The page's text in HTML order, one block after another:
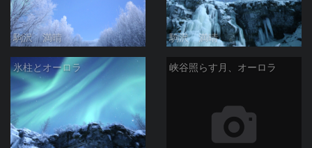
駒沢 満晴 駒沢 満晴
氷柱とオーロラ 峡谷照らす月、オーロラ